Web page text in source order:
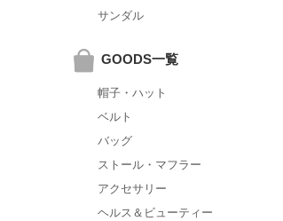
サンダル
GOODS一覧
帽子・ハット
ベルト
バッグ
ストール・マフラー
アクセサリー
ヘルス＆ビューティー